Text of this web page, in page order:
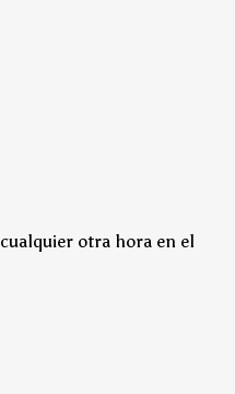
otra hora en el